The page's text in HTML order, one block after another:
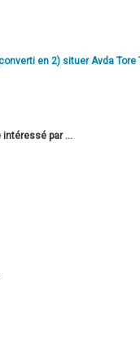
en 2) situer Avda Tore
par ...